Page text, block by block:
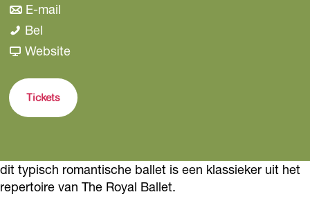
2
6
a
r
B
O
/
2
E-mail
a
B
5
/
Bel
B
2
6
:
Websitev
n
R
2
5
Tickets
dit typisch romantische ballet is een klassieker uit het
repertoire van The Royal Ballet.